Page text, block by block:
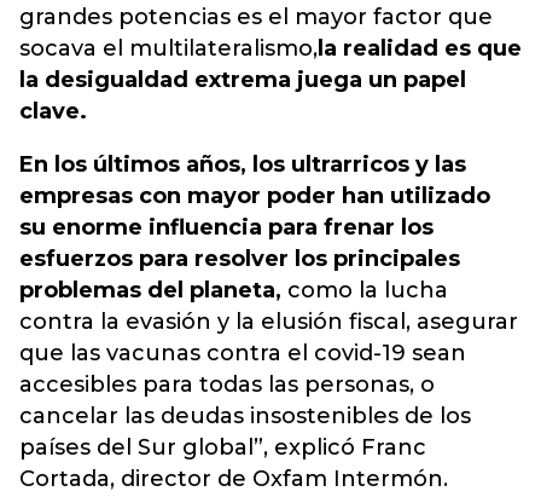
grandes potencias es el mayor factor que
socava el multilateralismo, la realidad es que
la desigualdad extrema juega un papel
clave.
En los últimos años, los ultrarricos y las
empresas con mayor poder han utilizado
su enorme influencia para frenar los
esfuerzos para resolver los principales
problemas del planeta, como la lucha
contra la evasión y la elusión fiscal, asegurar
que las vacunas contra el covid-19 sean
accesibles para todas las personas, o
cancelar las deudas insostenibles de los
países del Sur global”, explicó Franc
Cortada, director de Oxfam Intermón.